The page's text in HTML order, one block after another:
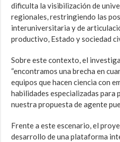
dificulta la visibilización de
regionales, restringiendo las
interuniversitaria y de
productivo, Estado y sociedad
Sobre este contexto, el
“encontramos una brecha en
equipos que hacen ciencia con
habilidades especializadas para
nuestra propuesta de agente
Frente a este escenario, el
desarrollo de una plataforma